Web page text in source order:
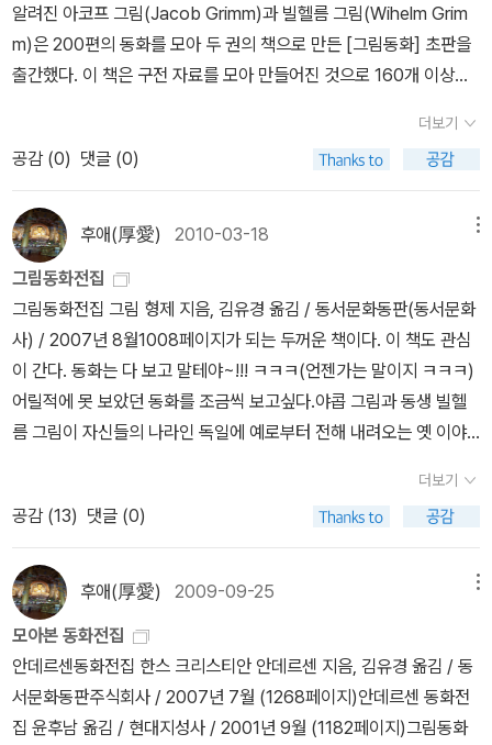
알려진 아코프 그림(Jacob Grimm)과 빌헬름 그림(Wihelm Grim
m)은 200편의 동화를 모아 두 권의 책으로 만든 [그림동화] 초판을
출간했다. 이 책은 구전 자료를 모아 만들어진 것으로 160개 이상의
가 됐다. 독일의 도서관에서 일하던 야코프 그림은 뿔뿔히 흩어져 사
라질 위기에 처한 중세 시대 원고를 발견했다. 그림은 이 책을 다시 책
으로 만들고자 마음을 먹는다. 그러기 위해서는 두 형제는 이야기꾼
들을 집으로 초대해 이야기를 듣고 메모를 했다. 아마도 구전되어 내
려온 이야기와 비교하려는 의도였을 것이다. 메모한 것을 다시 재편
집하여 이야기체로 바꾸어 완전한 한 편의 이야기로 만들었다. 그림
형제의 목표는 이야기꾼의 말을 정확히 재현함으로서 이야기의 공상
적인 것을 강조하고 당대의 신념체계를 유지하도록 하는 것이었다.
이 책은 최초의 과학적인 민담 모음집이라고 할 수 있다. 그림 형제의
동화책에는 우리가 잘아는 백설공주, 헨젤과 그레테, 늑대와 일골 마
리 아기염소 등의 이야기가 실려있다. 그림형제의 동화책을 읽어보면
우리가 익히 알던 내용과는 사뭇 다르다는 것을 발견하게 될 것이다.
어떤 면에서 동화책이라기보다는 어른들을 위한 성인 소설에 가까운
것은 김열규가 옮긴 현대지성사의 <어른을 위한 그림형제 동화전집>
이 있고, 김유경이 옮긴 동서문화동판사에서 출간된 책이있다. 해설
를 함계 실어놓은 책은 이혜정의 <그림형제 독일민담>으로 뮤친트리
에서 출간된 책이 있다. 깔끔하게 정리되고 디자인도 맘에 드는 것은
펭귄클래식에서 출간된 것들이다. 문제는 종이책이 아니라는 점이
걸린다.
더보기
공감 (0) 댓글 (0)
후애(厚愛) 2010-03-18
그림동화전집
그림동화전집 그림 형제 지음, 김유경 옮김 / 동서문화동판(동서문화
사) / 2007년 8월1008페이지가 되는 두꺼운 책이다. 이 책도 관심
이 간다. 동화는 다 보고 말테야~!!! ㅋㅋㅋ(언젠가는 말이지 ㅋㅋㅋ)
어릴적에 못 보았던 동화를 조금씩 보고싶다.야콥 그림과 동생 빌헬
름 그림이 자신들의 나라인 독일에 예로부터 전해 내려오는 옛 이야
<빨간 모자>,<신데렐라>, <백설공주>, <들장미 공주>, <헨젤과 그
레텔>과 같이 익히 알려진 동화부터, <노름꾼 한스>, <속편한 사나
이>와 같이 조금은 낯선 작품들까지도 접할 수 있다. 동서문화사에서
펴내는 월드북 시리즈 64번째 책. -책소개 알라딘
더보기
공감 (13) 댓글 (0)
후애(厚愛) 2009-09-25
모아본 동화전집
안데르센동화전집 한스 크리스티안 안데르센 지음, 김유경 옮김 / 동
서문화동판주식회사 / 2007년 7월 (1268페이지)안데르센 동화전
집 윤후남 옮김 / 현대지성사 / 2001년 9월 (1182페이지)그림동화